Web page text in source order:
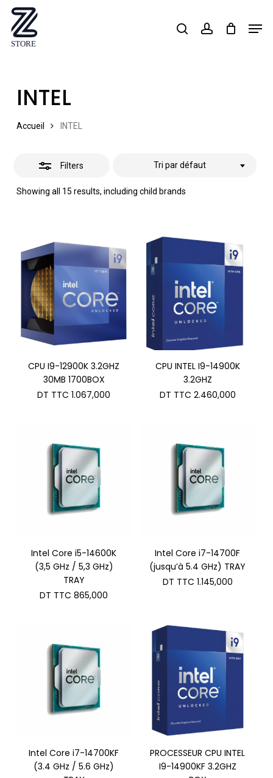
Skip
main
searchaccount
INTEL
Accueil INTEL
Filters
Showing all 15 results, including child brands
Tri par défaut
Close
CPU I9-12900K 3.2GHZ
30MB 1700BOX
DT TTC 1.067,000
CPU INTEL I9-14900K
3.2GHZ
DT TTC 2.460,000
Intel Core i5-14600K
(3,5 GHz / 5,3 GHz)
TRAY
DT TTC 865,000
Intel Core i7-14700F
(jusqu’à 5.4 GHz) TRAY
DT TTC 1.145,000
Intel Core i7-14700KF
(3.4 GHz / 5.6 GHz)
PROCESSEUR CPU INTEL
I9-14900KF 3.2GHZ